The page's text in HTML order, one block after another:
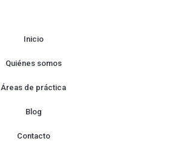
Inicio
Quiénes somos
Áreas de práctica
Blog
Contacto